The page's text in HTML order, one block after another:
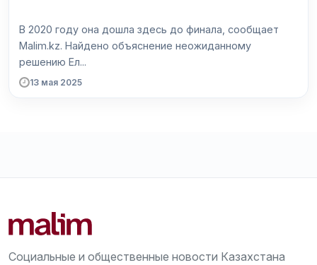
В 2020 году она дошла здесь до финала, сообщает
Malim.kz. Найдено объяснение неожиданному
решению Ел...
13 мая 2025
Социальные и общественные новости Казахстана